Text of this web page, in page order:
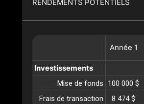
RENDEMENTS POTENTIELS
Année 1
Investissements
Mise de fonds 100 000 $
Frais de transaction
8 474 $